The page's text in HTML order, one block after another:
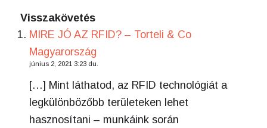
Visszakövetés
MIRE JÓ AZ RFID? – Torteli & Co
Magyarország
június 2, 2021 3:23 du.
[…] Mint láthatod, az RFID technológiát a
legkülönbözőbb területeken lehet
hasznosítani – munkáink során